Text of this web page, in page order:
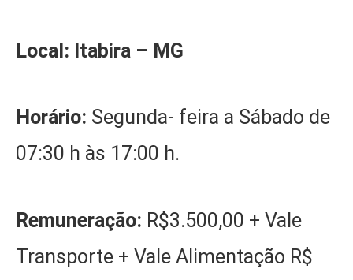
Local: Itabira – MG
Horário: Segunda- feira a Sábado de
07:30 h às 17:00 h.
Remuneração: R$3.500,00 + Vale
Transporte + Vale Alimentação R$